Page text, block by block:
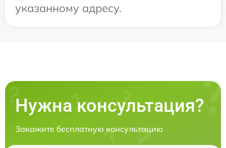
указанному адресу.
Нужна консультация?
Закажите бесплатную консультацию